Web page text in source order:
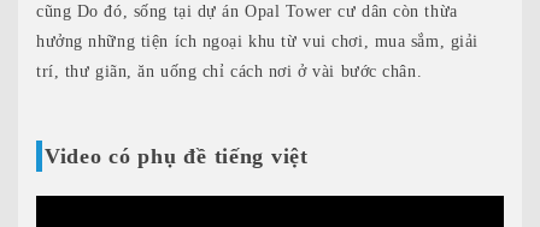
cũng Do đó, sống tại dự án Opal Tower cư dân còn thừa
hưởng những tiện ích ngoại khu từ vui chơi, mua sắm, giải
trí, thư giãn, ăn uống chỉ cách nơi ở vài bước chân.
Video có phụ đề tiếng việt